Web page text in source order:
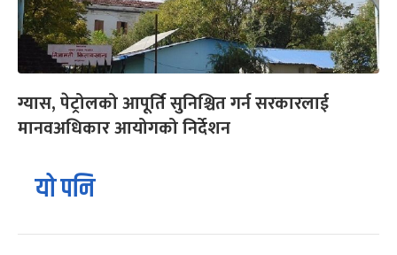
ग्यास, पेट्रोलको आपूर्ति सुनिश्चित गर्न सरकारलाई
मानवअधिकार आयोगको निर्देशन
यो पनि